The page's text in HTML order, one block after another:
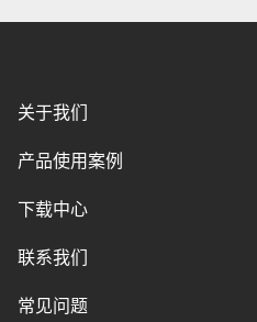
关于我们
产品使用案例
下载中心
联系我们
常见问题